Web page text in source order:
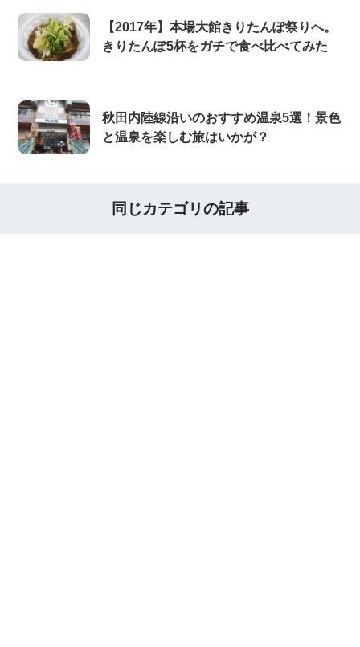
【2017年】本場大館きりたんぽ祭りへ。
きりたんぽ5杯をガチで食べ比べてみた
秋田内陸線沿いのおすすめ温泉5選！景色
と温泉を楽しむ旅はいかが？
同じカテゴリの記事